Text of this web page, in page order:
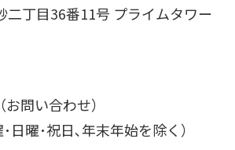
二丁目36番11号 プライムタワー
問い合わせ）
日曜･祝日､年末年始を除く）